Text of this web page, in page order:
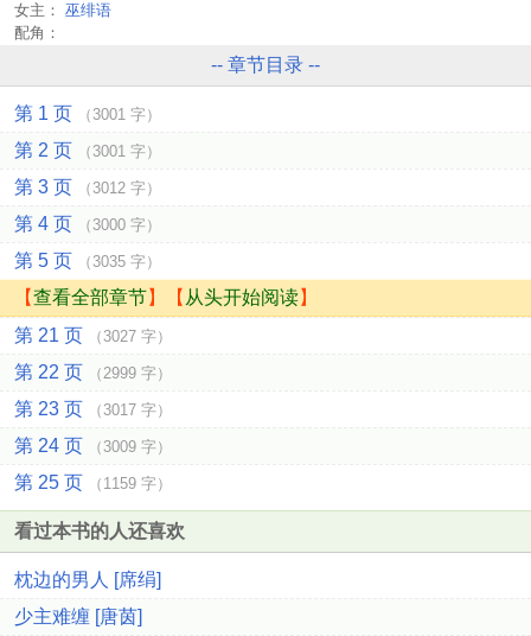
女主： 巫绯语
配角：
-- 章节目录 --
第 1 页 （3001 字）
第 2 页 （3001 字）
第 3 页 （3012 字）
第 4 页 （3000 字）
第 5 页 （3035 字）
【查看全部章节】【 从头开始阅读】
第 21 页
（3027 字）
第 22 页 （2999 字）
第 23 页 （3017 字）
第 24 页 （3009 字）
第 25 页 （1159 字）
看过本书的人还喜欢
枕边的男人 [席绢]
少主难缠 [唐茵]